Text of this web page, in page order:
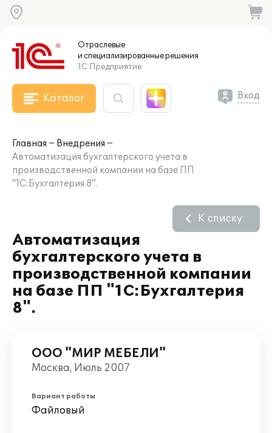
Отраслевые
и специализированныерешения
1С:Предприятие
Каталог Вход
Главная
Внедрения
Автоматизация бухгалтерского учета в
производственной компании на базе ПП
"1С:Бухгалтерия 8".
Автоматизация
бухгалтерского учета в
производственной компании
на базе ПП "1С:Бухгалтерия
8".
К списку
ООО "МИР МЕБЕЛИ"
Москва, Июль 2007
Вариант работы
Файловый